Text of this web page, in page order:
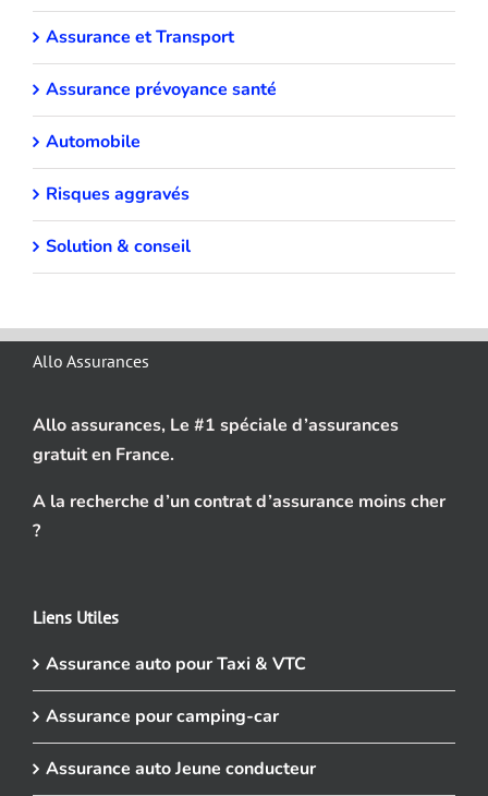
Assurance et Transport
Assurance prévoyance santé
Automobile
Risques aggravés
Solution & conseil
Allo Assurances
Allo assurances, Le #1 spéciale d’assurances
gratuit en France.
A la recherche d’un contrat d’assurance moins cher
?
Liens Utiles
Assurance auto pour Taxi & VTC
Assurance pour camping-car
Assurance auto Jeune conducteur